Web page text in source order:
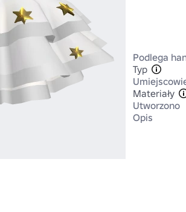
Podlega
Typ
Materiały
Utworzono
Opis